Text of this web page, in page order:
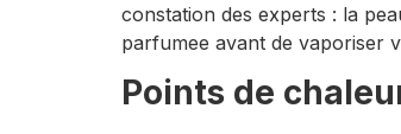
constation des experts : la
parfumee avant de vaporiser
Points de